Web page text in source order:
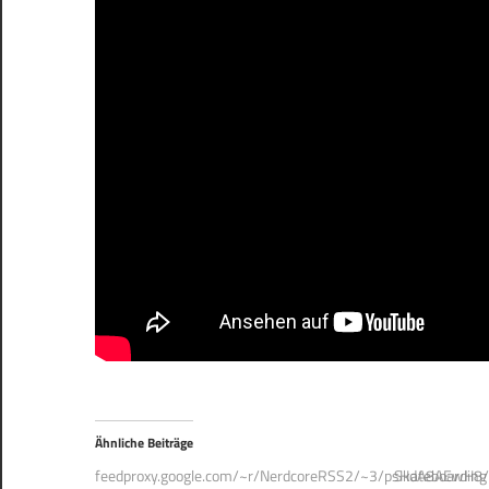
Ähnliche Beiträge
feedproxy.google.com/~r/NerdcoreRSS2/~3/psHdA8AEwH8/
Skateboarding